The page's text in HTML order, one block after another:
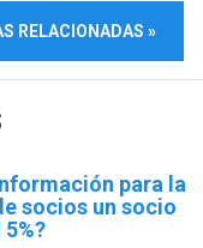
RELACIONADAS »
para la
socios un socio